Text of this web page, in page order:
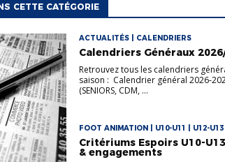
CETTE CATÉGORIE
ACTUALITÉS | CALENDRIERS
Calendriers Généraux
Retrouvez tous les calendriers
saison : Calendrier général 2026-
(SENIORS, CDM, ...
FOOT ANIMATION | U10-U11 | U12-U13
Critériums Espoirs U10-
& engagements